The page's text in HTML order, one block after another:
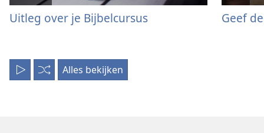
Uitleg over je Bijbelcursus Geef
Alles Willekeurig
Alles bekijken